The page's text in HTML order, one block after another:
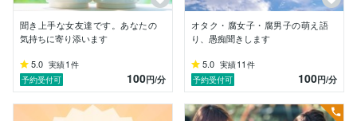
♡自分史♡
10歳　最遊記（悟浄派）にはまり腐女子になる
12歳　中学受験で中堅校に進学
13歳　コミケデビュー
15歳　ハガレンにはまる　初めて18禁本を買う
聞き上手な女友達です。あなたの
気持ちに寄り添います
5.0 実績1 件
予約受付可
100円/分
オタク・腐女子・腐男子の萌え語
り、愚痴聞きします
5.0 実績11 件
予約受付可
100円/分